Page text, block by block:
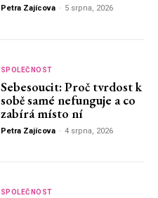
Petra Zajícova - 5 srpna, 2026
SPOLEČNOST
Sebesoucit: Proč tvrdost k
sobě samé nefunguje a co
zabírá místo ní
Petra Zajícova - 4 srpna, 2026
SPOLEČNOST